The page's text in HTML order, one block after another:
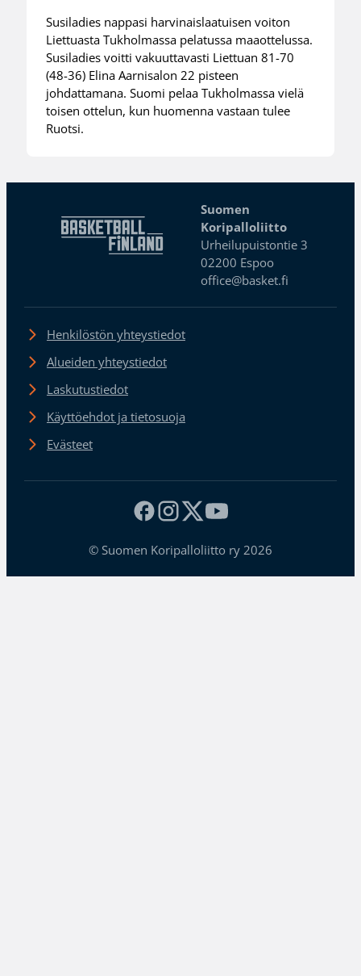
Susiladies nappasi harvinaislaatuisen voiton
Liettuasta Tukholmassa pelatussa maaottelussa.
Susiladies voitti vakuuttavasti Liettuan 81-70
(48-36) Elina Aarnisalon 22 pisteen
johdattamana. Suomi pelaa Tukholmassa vielä
toisen ottelun, kun huomenna vastaan tulee
Ruotsi.
Suomen
Koripalloliitto
Urheilupuistontie 3
02200 Espoo
office@basket.fi
Henkilöstön yhteystiedot
Alueiden yhteystiedot
Laskutustiedot
Käyttöehdot ja tietosuoja
Evästeet
© Suomen Koripalloliitto ry 2026